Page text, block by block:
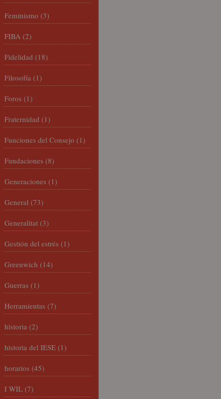
Feminismo (3)
FIBA (2)
Fidelidad (18)
Filosofía (1)
Foros (1)
Fraternidad (1)
Funciones del Consejo (1)
Fundaciones (8)
Generaciones (1)
General (73)
Generalitat (3)
Gestión del estrés (1)
Greenwich (14)
Guerras (1)
Herramientas (7)
historia (2)
historia del IESE (1)
horarios (45)
I WIL (7)